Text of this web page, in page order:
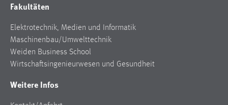
Fakultäten
Elektrotechnik, Medien und Informatik
Maschinenbau/Umwelttechnik
Weiden Business School
Wirtschaftsingenieurwesen und Gesundheit
Weitere Infos